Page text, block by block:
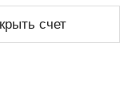
счет